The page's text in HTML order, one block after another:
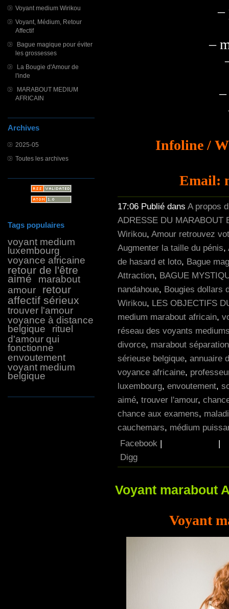
Voyant medium Wirikou
Voyant, Médium, Retour
Affectif
Bague magique pour éviter
les grossesses
La Bougie d'Amour de
l'inde
MARABOUT MEDIUM
AFRICAIN
Archives
2025-05
Toutes les archives
Tags populaires
voyant medium
luxembourg
voyance africaine
retour de l'être
aimé
marabout
amour
retour
affectif sérieux
trouver l'amour
voyance à distance
belgique
rituel
d'amour qui
fonctionne
envoutement
voyant medium
belgique
–
–
Infoline /
Email:
17:06 Publié dans A propos
ADRESSE DU MARABOUT
Wirikou, Amour retrouvez
Augmenter la taille du pénis,
de hasard et loto, Bague
Attraction, BAGUE
nandahoue, Bougies dollars
Wirikou, LES OBJECTIFS
medium marabout africain,
réseau des voyants
divorce, marabout séparation
sérieuse belgique, annuaire
voyance africaine,
luxembourg, envoutement,
aimé, trouver l'amour,
chance aux examens,
cauchemars, médium
Facebook |
|
Digg
Voyant marabout
Voyant